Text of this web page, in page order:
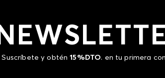
Suscríbete y obtén15%DTO. en tu primera